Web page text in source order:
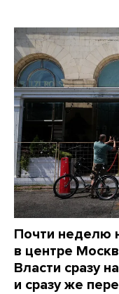
Почти неделю
в центре
Власти сразу
и сразу же